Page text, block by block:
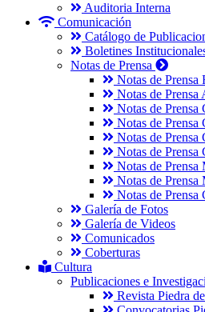
Auditoria Interna
Comunicación
Catálogo de
Boletines
Notas de Prensa
Notas de Prensa
Notas de
Notas de Prensa
Notas de Prensa
Notas de Prensa
Notas de Prensa
Notas de Prensa
Notas de Prensa
Notas de
Galería de Fotos
Galería de Videos
Comunicados
Coberturas
Cultura
Publicaciones e
Revista Piedra